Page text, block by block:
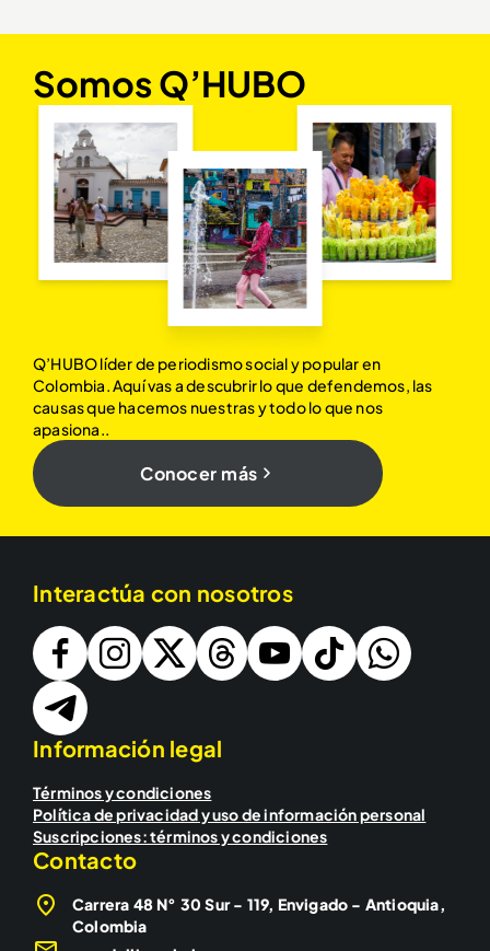
Somos Q’HUBO
Q’HUBO líder de periodismo social y popular en
Colombia. Aquí vas a descubrir lo que defendemos, las
causas que hacemos nuestras y todo lo que nos
apasiona..
Conocer más
Interactúa con nosotros
Información legal
Términos y condiciones
Política de privacidad y uso de información personal
Suscripciones: términos y condiciones
Contacto
Carrera 48 N° 30 Sur - 119, Envigado - Antioquia,
Colombia